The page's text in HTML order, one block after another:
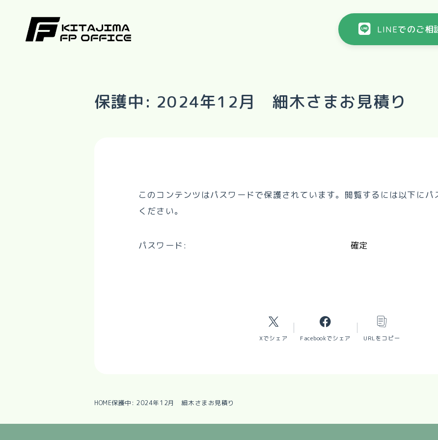
LINEでのご相
保護中: 2024年12月 細木さまお見積り
このコンテンツはパスワードで保護されています。閲覧するには以下にパ
ください。
パスワード:
Xでシェア Facebookでシェア URLをコピー
HOME保護中: 2024年12月 細木さまお見積り